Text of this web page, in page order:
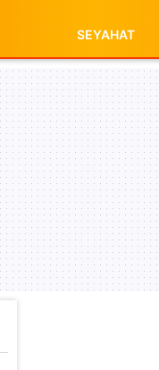
SEYAHAT